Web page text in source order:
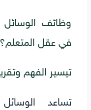
وظائف الوسائل
في عقل المتعلم؟
تيسير الفهم
تساعد